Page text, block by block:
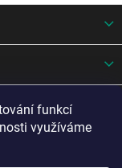
funkcí
využíváme